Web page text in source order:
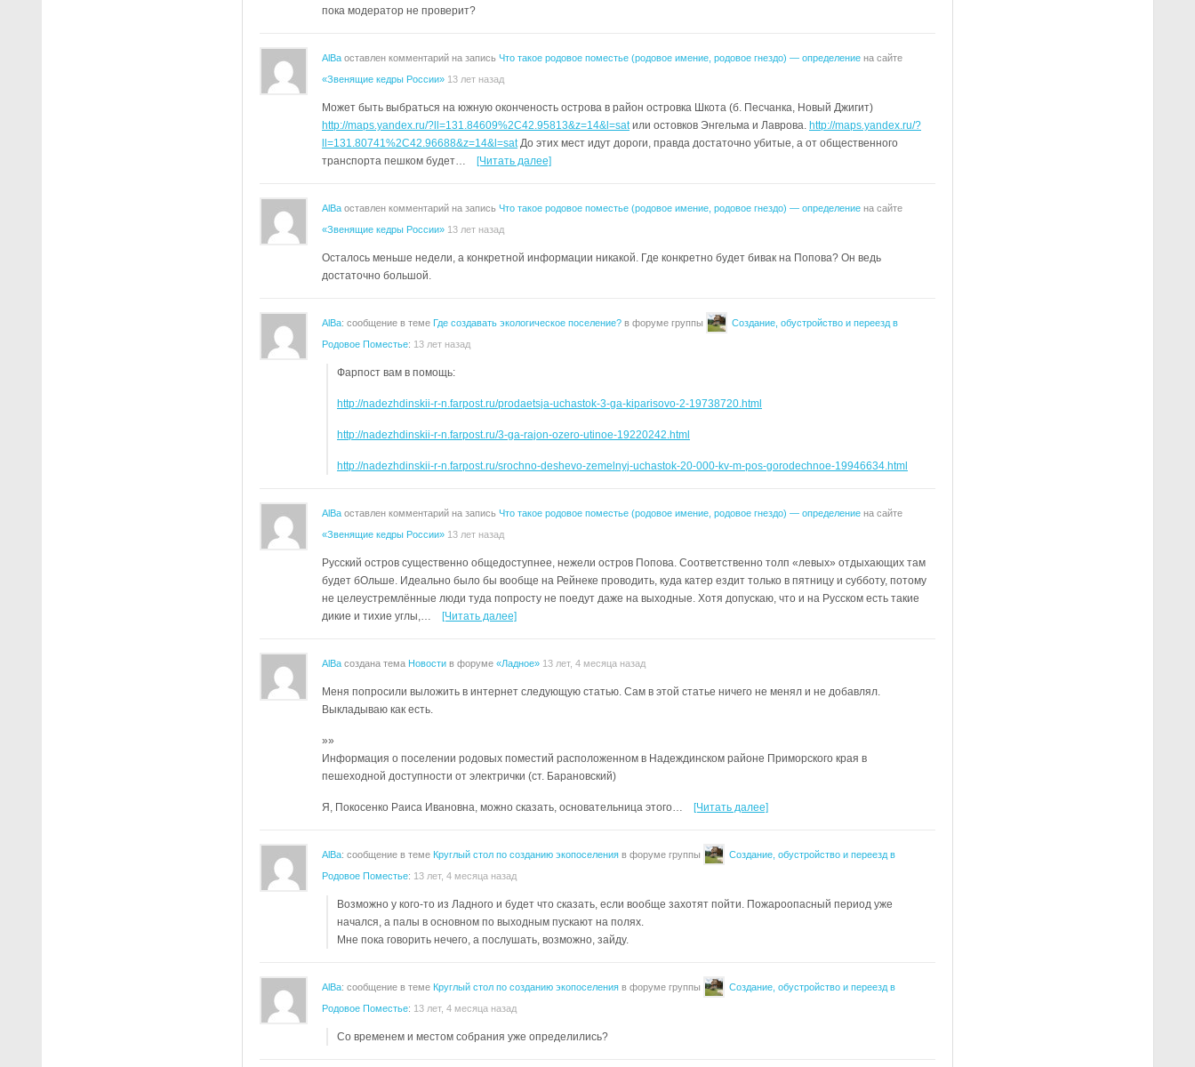
пока модератор не проверит?
AlBa оставлен комментарий на запись Что такое родовое поместье (родовое имение, родовое гнездо) — определение на сайте
«Звенящие кедры России» 13 лет назад
Может быть выбраться на южную оконченость острова в район островка Шкота (б. Песчанка, Новый Джигит)
http://maps.yandex.ru/?ll=131.84609%2C42.95813&z=14&l=satили остовков Энгельма и Лаврова. http://maps.yandex.ru/?
ll=131.80741%2C42.96688&z=14&l=satДо этих мест идут дороги, правда достаточно убитые, а от общественного
транспорта пешком будет…
[Читать далее]
AlBa оставлен комментарий на запись Что такое родовое поместье (родовое имение, родовое гнездо) — определение на сайте
«Звенящие кедры России» 13 лет назад
Осталось меньше недели, а конкретной информации никакой. Где конкретно будет бивак на Попова? Он ведь
достаточно большой.
AlBa: сообщение в теме Где создавать экологическое поселение? в форуме группы
Создание, обустройство и переезд в
Родовое Поместье: 13 лет назад
Фарпост вам в помощь:
http://nadezhdinskii-r-n.farpost.ru/prodaetsja-uchastok-3-ga-kiparisovo-2-19738720.html
http://nadezhdinskii-r-n.farpost.ru/3-ga-rajon-ozero-utinoe-19220242.html
http://nadezhdinskii-r-n.farpost.ru/srochno-deshevo-zemelnyj-uchastok-20-000-kv-m-pos-gorodechnoe-19946634.html
AlBa оставлен комментарий на запись Что такое родовое поместье (родовое имение, родовое гнездо) — определение на сайте
«Звенящие кедры России» 13 лет назад
Русский остров существенно общедоступнее, нежели остров Попова. Соответственно толп «левых» отдыхающих там
будет бОльше. Идеально было бы вообще на Рейнеке проводить, куда катер ездит только в пятницу и субботу, потому
не целеустремлённые люди туда попросту не поедут даже на выходные. Хотя допускаю, что и на Русском есть такие
дикие и тихие углы,…
[Читать далее]
AlBa создана тема Новости в форуме «Ладное» 13 лет, 4 месяца назад
Меня попросили выложить в интернет следующую статью. Сам в этой статье ничего не менял и не добавлял.
Выкладываю как есть.
»»
Информация о поселении родовых поместий расположенном в Надеждинском районе Приморского края в
пешеходной доступности от электрички (ст. Барановский)
Я, Покосенко Раиса Ивановна, можно сказать, основательница этого… [Читать далее]
AlBa: сообщение в теме Круглый стол по созданию экопоселения в форуме группы
Создание, обустройство и переезд в
Родовое Поместье: 13 лет, 4 месяца назад
Возможно у кого-то из Ладного и будет что сказать, если вообще захотят пойти. Пожароопасный период уже
начался, а палы в основном по выходным пускают на полях.
Мне пока говорить нечего, а послушать, возможно, зайду.
AlBa: сообщение в теме Круглый стол по созданию экопоселения в форуме группы
Создание, обустройство и переезд в
Родовое Поместье: 13 лет, 4 месяца назад
Со временем и местом собрания уже определились?